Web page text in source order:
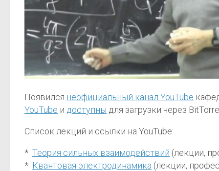
Появился неофициальный канал YouTube
YouTube и доступны для загрузки через
Список лекций и ссылки на YouTube:
* Теория сильных взаимодействий (лекции,
* Квантовая электродинамика (лекции,